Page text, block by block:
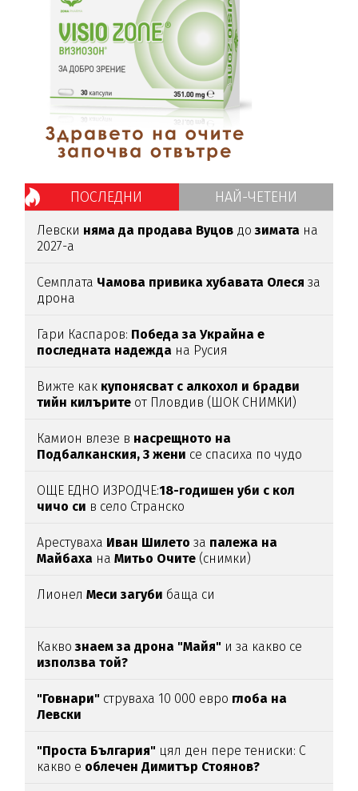
ПОСЛЕДНИ НАЙ-ЧЕТЕНИ
Левски няма да продава Вуцов дозимата на
2027-а
Семплата Чамова привика хубавата Олеся за
дрона
Гари Каспаров: Победа за Украйна е
последната надежда на Русия
Вижте как купонясват с алкохол и брадви
тийн килърите от Пловдив (ШОК СНИМКИ)
Камион влезе в насрещното на
Подбалканския, 3 жени се спасиха по чудо
ОЩЕ ЕДНО ИЗРОДЧЕ:18-годишен уби с кол
чичо си в село Странско
Арестуваха Иван Шилетоза палежа на
Майбаха наМитьо Очите (снимки)
Лионел Меси загуби баща си
Каквознаем за дрона "Майя" и за какво се
използва той?
"Говнари" струваха 10 000 евро глоба на
Левски
"Проста България" цял ден пере тениски: С
какво е облечен Димитър Стоянов?